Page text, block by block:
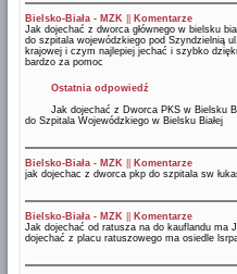
Bielsko-Biała - MZK
Komentarze
Jak dojechać z dworca głównego w bielsku
do szpitala wojewódzkiego pod Szyndzielnią
krajowej i czym najlepiej jechać i szybko
bardzo za pomoc
Ostatnia odpowiedź
Jak dojechać z Dworca PKS w Bielsku
do Szpitala Wojewódzkiego w Bielsku Białej
Bielsko-Biała - MZK
Komentarze
jak dojechac z dworca pkp do szpitala sw
Bielsko-Biała - MZK
Komentarze
Jak dojechać od ratusza na do kauflandu ma
dojechać z placu ratuszowego ma osiedle